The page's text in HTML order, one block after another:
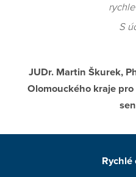
S
JUDr. Martin Škurek,
Olomouckého kraje
Rychlé